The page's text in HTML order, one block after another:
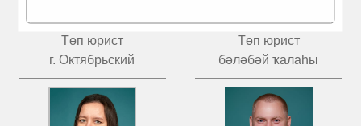
Төп юрист
г. Октябрьский
Төп юрист
бәләбәй ҡалаһы